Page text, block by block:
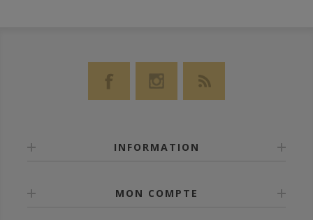
INFORMATION
MON COMPTE